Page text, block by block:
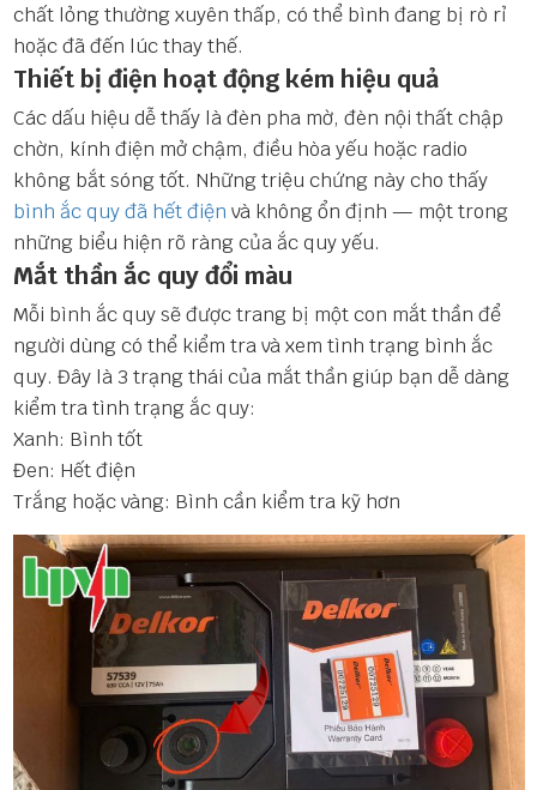
chất lỏng thường xuyên thấp, có thể bình đang bị rò rỉ
hoặc đã đến lúc thay thế.
Thiết bị điện hoạt động kém hiệu quả
Các dấu hiệu dễ thấy là đèn pha mờ, đèn nội thất chập
chờn, kính điện mở chậm, điều hòa yếu hoặc radio
không bắt sóng tốt. Những triệu chứng này cho thấy
bình ắc quy đã hết điện và không ổn định — một trong
những biểu hiện rõ ràng của ắc quy yếu.
Mắt thần ắc quy đổi màu
Mỗi bình ắc quy sẽ được trang bị một con mắt thần để
người dùng có thể kiểm tra và xem tình trạng bình ắc
quy. Đây là 3 trạng thái của mắt thần giúp bạn dễ dàng
kiểm tra tình trạng ắc quy:
Xanh: Bình tốt
Đen: Hết điện
Trắng hoặc vàng: Bình cần kiểm tra kỹ hơn